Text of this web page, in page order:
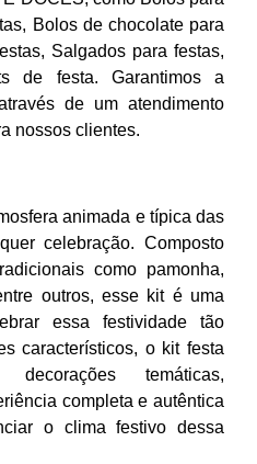
Bolos de chocolate para
Salgados para festas,
de festa. Garantimos a
de um atendimento
nossos clientes.
animada e típica das
celebração. Composto
como pamonha,
outros, esse kit é uma
essa festividade tão
característicos, o kit festa
temáticas,
completa e autêntica
o clima festivo dessa